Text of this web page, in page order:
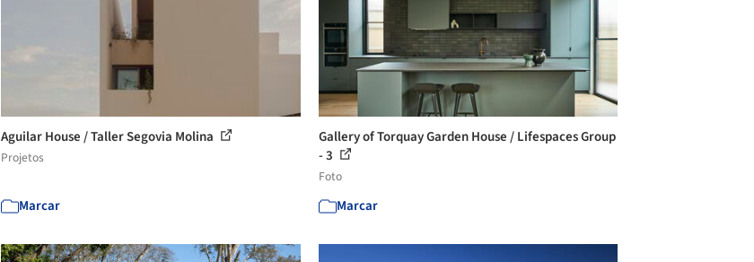
Aguilar House / Taller Segovia Molina
Projetos
Marcar
Gallery of Torquay Garden House / Lifespaces Group
- 3
Foto
Marcar